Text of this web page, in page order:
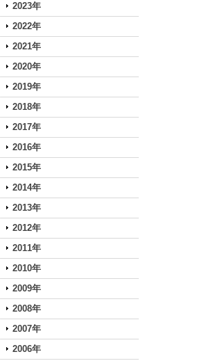
2023年
2022年
2021年
2020年
2019年
2018年
2017年
2016年
2015年
2014年
2013年
2012年
2011年
2010年
2009年
2008年
2007年
2006年